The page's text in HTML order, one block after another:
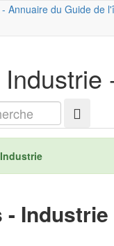
- Industrie